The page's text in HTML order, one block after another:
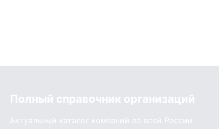
Полный справочник организаций
Актуальный каталог компаний по всей России